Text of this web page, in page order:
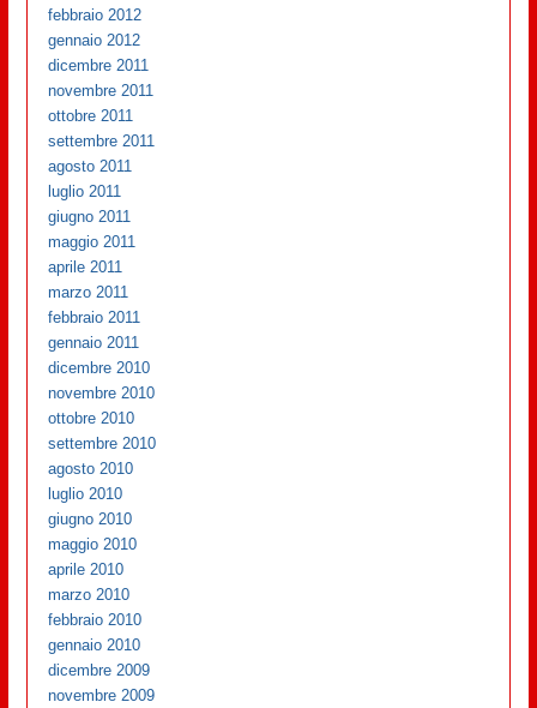
febbraio 2012
gennaio 2012
dicembre 2011
novembre 2011
ottobre 2011
settembre 2011
agosto 2011
luglio 2011
giugno 2011
maggio 2011
aprile 2011
marzo 2011
febbraio 2011
gennaio 2011
dicembre 2010
novembre 2010
ottobre 2010
settembre 2010
agosto 2010
luglio 2010
giugno 2010
maggio 2010
aprile 2010
marzo 2010
febbraio 2010
gennaio 2010
dicembre 2009
novembre 2009